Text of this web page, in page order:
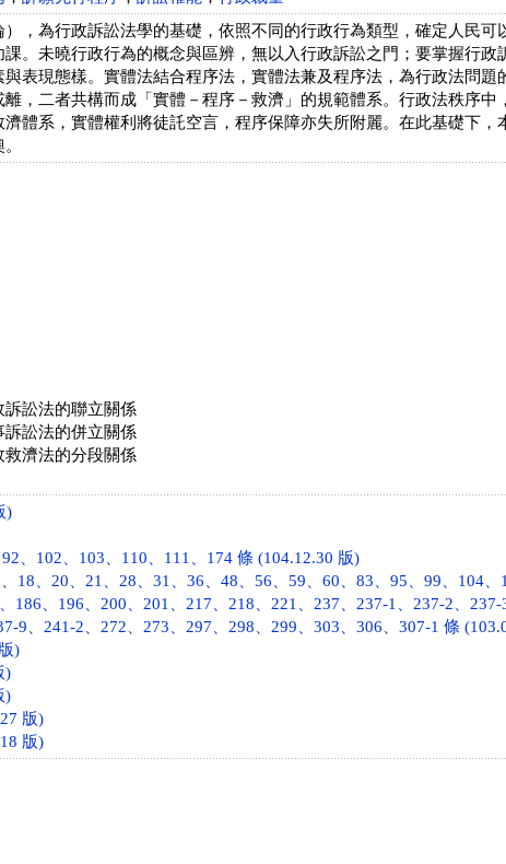
，為行政訴訟法學的基礎，依照不同的行政行為類型，確定人民可
。未曉行政行為的概念與區辨，無以入行政訴訟之門；要掌握行政
表現態樣。實體法結合程序法，實體法兼及程序法，為行政法問題
，二者共構而成「實體－程序－救濟」的規範體系。行政法秩序中
體系，實體權利將徒託空言，程序保障亦失所附麗。在此基礎下，
訟法的聯立關係
訴訟法的併立關係
救濟法的分段關係
)
、102、103、110、111、174 條 (104.12.30 版)
18、20、21、28、31、36、48、56、59、60、83、95、99、104、
186、196、200、201、217、218、221、237、237-1、237-2、237-
9、241-2、272、273、297、298、299、303、306、307-1 條
)
)
)
版)
版)